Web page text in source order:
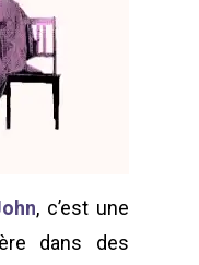
, c’est une
dans des